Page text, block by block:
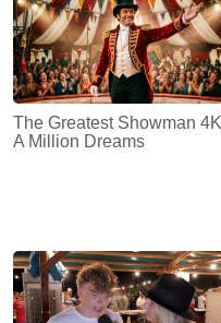
The Greatest Showman 4K |
A Million Dreams